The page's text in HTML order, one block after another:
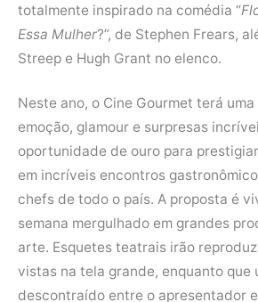
totalmente inspirado na comédia “
Essa Mulher?”, de Stephen Frears,
Streep e Hugh Grant no elenco.
Neste ano, o Cine Gourmet terá
emoção, glamour e surpresas
oportunidade de ouro para
em incríveis encontros
chefs de todo o país. A proposta é
semana mergulhado em grandes
arte. Esquetes teatrais irão
vistas na tela grande, enquanto que
descontraído entre o apresentador